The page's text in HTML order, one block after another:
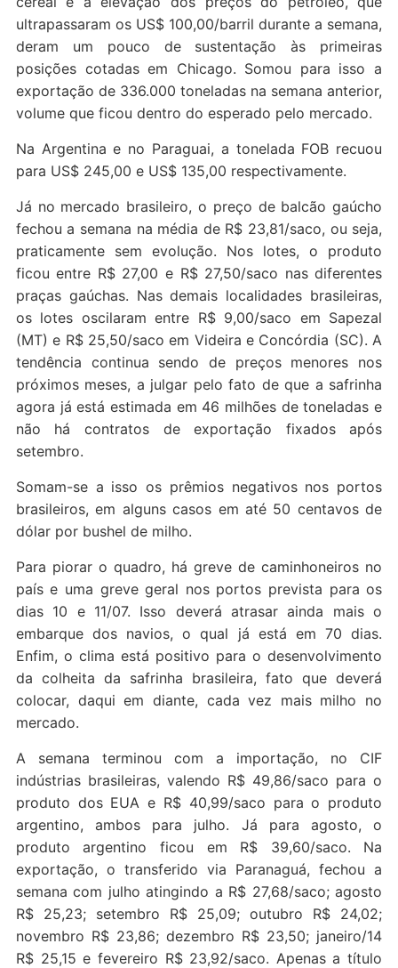
ultrapassaram os US$ 100,00/barril durante a semana,
deram um pouco de sustentação às primeiras
posições cotadas em Chicago. Somou para isso a
exportação de 336.000 toneladas na semana anterior,
volume que ficou dentro do esperado pelo mercado.
Na Argentina e no Paraguai, a tonelada FOB recuou
para US$ 245,00 e US$ 135,00 respectivamente.
Já no mercado brasileiro, o preço de balcão gaúcho
fechou a semana na média de R$ 23,81/saco, ou seja,
praticamente sem evolução. Nos lotes, o produto
ficou entre R$ 27,00 e R$ 27,50/saco nas diferentes
praças gaúchas. Nas demais localidades brasileiras,
os lotes oscilaram entre R$ 9,00/saco em Sapezal
(MT) e R$ 25,50/saco em Videira e Concórdia (SC). A
tendência continua sendo de preços menores nos
próximos meses, a julgar pelo fato de que a safrinha
agora já está estimada em 46 milhões de toneladas e
não há contratos de exportação fixados após
setembro.
Somam-se a isso os prêmios negativos nos portos
brasileiros, em alguns casos em até 50 centavos de
dólar por bushel de milho.
Para piorar o quadro, há greve de caminhoneiros no
país e uma greve geral nos portos prevista para os
dias 10 e 11/07. Isso deverá atrasar ainda mais o
embarque dos navios, o qual já está em 70 dias.
Enfim, o clima está positivo para o desenvolvimento
da colheita da safrinha brasileira, fato que deverá
colocar, daqui em diante, cada vez mais milho no
mercado.
A semana terminou com a importação, no CIF
indústrias brasileiras, valendo R$ 49,86/saco para o
produto dos EUA e R$ 40,99/saco para o produto
argentino, ambos para julho. Já para agosto, o
produto argentino ficou em R$ 39,60/saco. Na
exportação, o transferido via Paranaguá, fechou a
semana com julho atingindo a R$ 27,68/saco; agosto
R$ 25,23; setembro R$ 25,09; outubro R$ 24,02;
novembro R$ 23,86; dezembro R$ 23,50; janeiro/14
R$ 25,15 e fevereiro R$ 23,92/saco. Apenas a título